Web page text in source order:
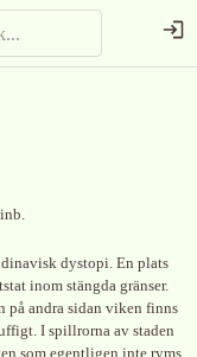
dystopi. En plats
inom stängda gränser.
på andra sidan viken finns
I spillrorna av staden
som egentligen inte ryms